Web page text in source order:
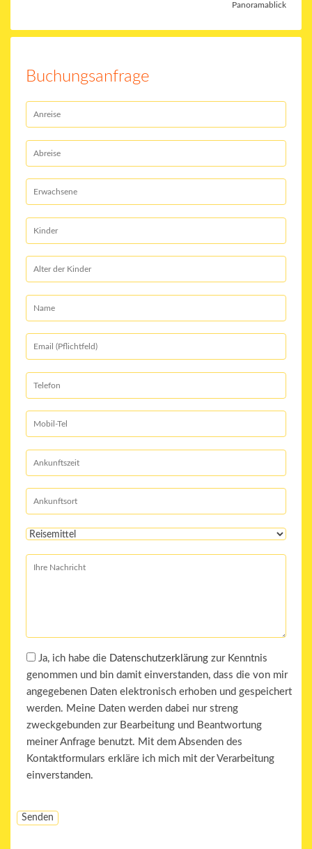
Panoramablick
Buchungsanfrage
Ja, ich habe die Datenschutzerklärungzur Kenntnis
genommen und bin damit einverstanden, dass die von mir
angegebenen Daten elektronisch erhoben und gespeichert
werden. Meine Daten werden dabei nur streng
zweckgebunden zur Bearbeitung und Beantwortung
meiner Anfrage benutzt. Mit dem Absenden des
Kontaktformulars erkläre ich mich mit der Verarbeitung
einverstanden.